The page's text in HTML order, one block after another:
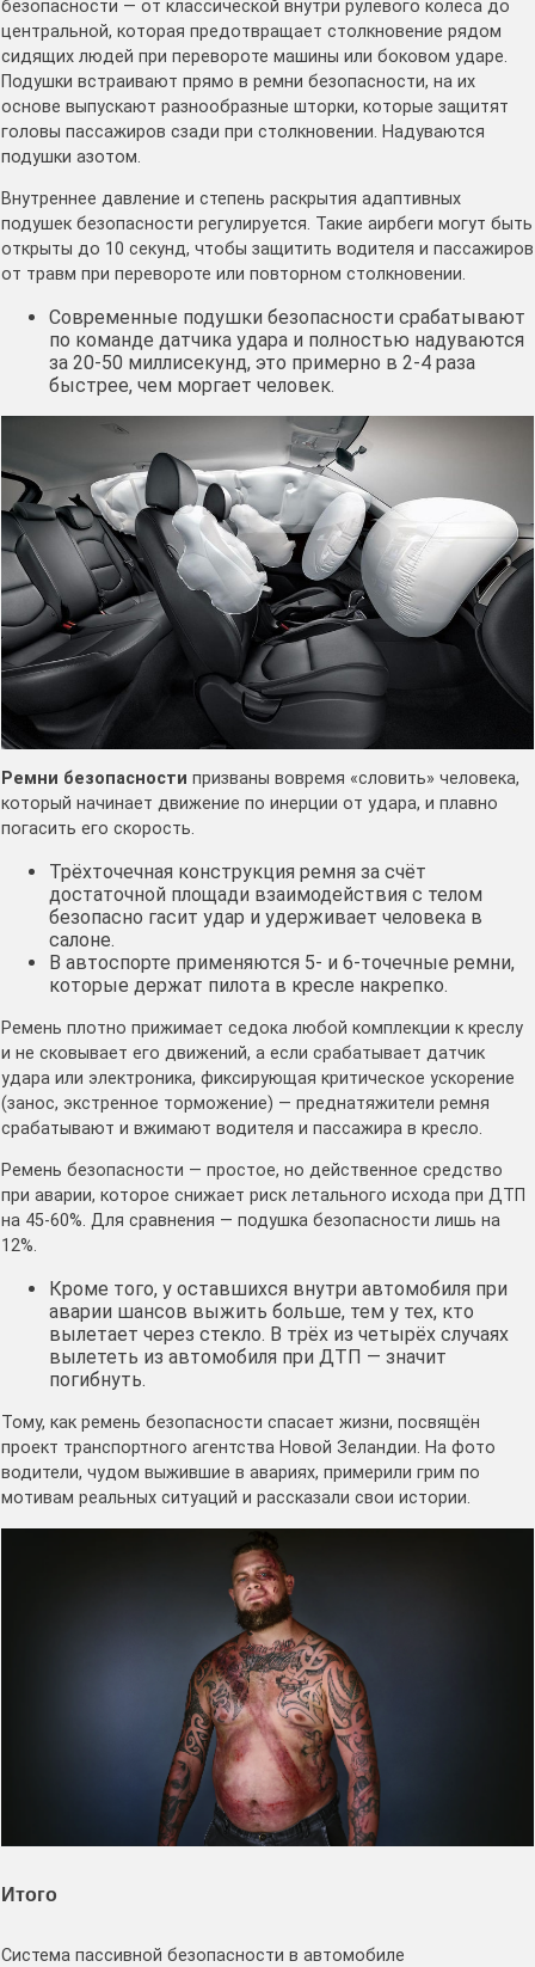
безопасности — от классической внутри рулевого колеса до
центральной, которая предотвращает столкновение рядом
сидящих людей при перевороте машины или боковом ударе.
Подушки встраивают прямо в ремни безопасности, на их
основе выпускают разнообразные шторки, которые защитят
головы пассажиров сзади при столкновении. Надуваются
подушки азотом.
Внутреннее давление и степень раскрытия адаптивных
подушек безопасности регулируется. Такие аирбеги могут быть
открыты до 10 секунд, чтобы защитить водителя и пассажиров
от травм при перевороте или повторном столкновении.
Современные подушки безопасности срабатывают
по команде датчика удара и полностью надуваются
за 20-50 миллисекунд, это примерно в 2-4 раза
быстрее, чем моргает человек.
Ремни безопасности призваны вовремя «словить» человека,
который начинает движение по инерции от удара, и плавно
погасить его скорость.
Трёхточечная конструкция ремня за счёт
достаточной площади взаимодействия с телом
безопасно гасит удар и удерживает человека в
салоне.
В автоспорте применяются 5- и 6-точечные ремни,
которые держат пилота в кресле накрепко.
Ремень плотно прижимает седока любой комплекции к креслу
и не сковывает его движений, а если срабатывает датчик
удара или электроника, фиксирующая критическое ускорение
(занос, экстренное торможение) — преднатяжители ремня
срабатывают и вжимают водителя и пассажира в кресло.
Ремень безопасности — простое, но действенное средство
при аварии, которое снижает риск летального исхода при ДТП
на 45-60%. Для сравнения — подушка безопасности лишь на
12%.
Кроме того, у оставшихся внутри автомобиля при
аварии шансов выжить больше, тем у тех, кто
вылетает через стекло. В трёх из четырёх случаях
вылететь из автомобиля при ДТП — значит
погибнуть.
Тому, как ремень безопасности спасает жизни, посвящён
проект транспортного агентства Новой Зеландии. На фото
водители, чудом выжившие в авариях, примерили грим по
мотивам реальных ситуаций и рассказали свои истории.
Итого
Система пассивной безопасности в автомобиле